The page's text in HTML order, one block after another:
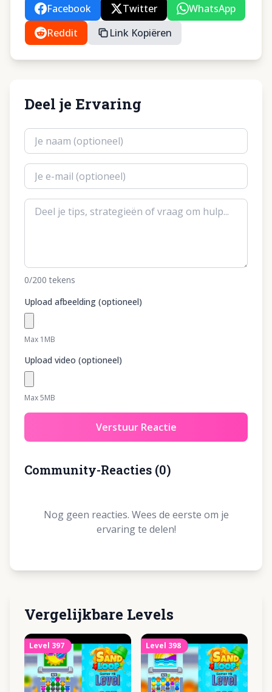
Facebook Twitter
WhatsApp
Reddit
Link Kopiëren
Deel je Ervaring
0/200 tekens
Upload afbeelding (optioneel)
Max 1MB
Upload video (optioneel)
Max 5MB
Verstuur Reactie
Community-Reacties (0)
Nog geen reacties. Wees de eerste om je
ervaring te delen!
Vergelijkbare Levels
Level 397 Level 398